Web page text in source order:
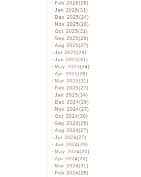
・ Feb 2026(28)
・ Jan 2026(31)
・ Dec 2025(24)
・ Nov 2025(28)
・ Oct 2025(31)
・ Sep 2025(28)
・ Aug 2025(27)
・ Jul 2025(29)
・ Jun 2025(31)
・ May 2025(24)
・ Apr 2025(28)
・ Mar 2025(31)
・ Feb 2025(27)
・ Jan 2025(34)
・ Dec 2024(26)
・ Nov 2024(27)
・ Oct 2024(30)
・ Sep 2024(25)
・ Aug 2024(27)
・ Jul 2024(27)
・ Jun 2024(29)
・ May 2024(20)
・ Apr 2024(29)
・ Mar 2024(31)
・ Feb 2024(28)